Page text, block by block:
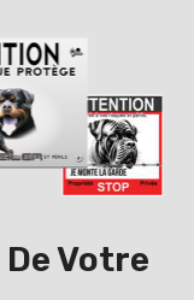
Votre